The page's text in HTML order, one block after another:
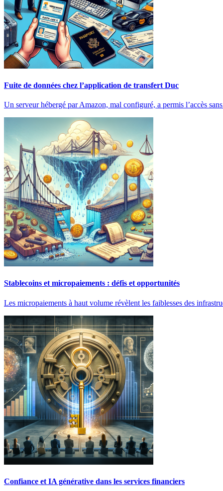
Fuite de données chez l’application de transfert Duc
Un serveur hébergé par Amazon, mal configuré, a permis l’accès
Stablecoins et micropaiements : défis et opportunités
Les micropaiements à haut volume révèlent les faiblesses des
Confiance et IA générative dans les services financiers